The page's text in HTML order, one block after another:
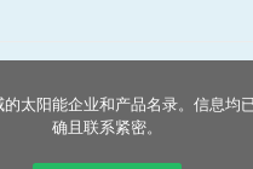
太阳能企业和产品名录。信息均
确且联系紧密。